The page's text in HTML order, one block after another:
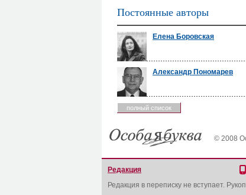
Постоянные авторы
Елена Боровская
Александр Пономарев
полный список
© 2008
Редакция
Редакция в переписку не вступает.